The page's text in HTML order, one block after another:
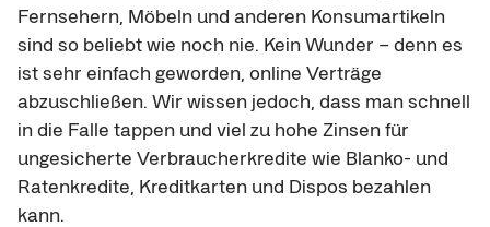
Fernsehern, Möbeln und anderen Konsumartikeln
sind so beliebt wie noch nie. Kein Wunder – denn es
ist sehr einfach geworden, online Verträge
abzuschließen. Wir wissen jedoch, dass man schnell
in die Falle tappen und viel zu hohe Zinsen für
ungesicherte Verbraucherkredite wie Blanko- und
Ratenkredite, Kreditkarten und Dispos bezahlen
kann.